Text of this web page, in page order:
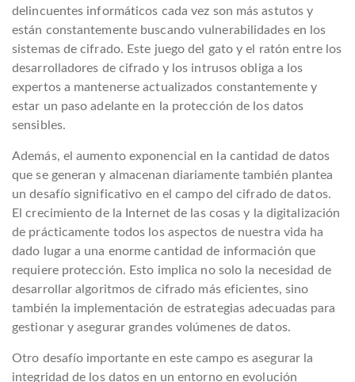
delincuentes informáticos cada vez son más astutos y
están constantemente buscando vulnerabilidades en los
sistemas de cifrado. Este juego del gato y el ratón entre los
desarrolladores de cifrado y los intrusos obliga a los
expertos a mantenerse actualizados constantemente y
estar un paso adelante en la protección de los datos
sensibles.
Además, el aumento exponencial en la cantidad de datos
que se generan y almacenan diariamente también plantea
un desafío significativo en el campo del cifrado de datos.
El crecimiento de la Internet de las cosas y la digitalización
de prácticamente todos los aspectos de nuestra vida ha
dado lugar a una enorme cantidad de información que
requiere protección. Esto implica no solo la necesidad de
desarrollar algoritmos de cifrado más eficientes, sino
también la implementación de estrategias adecuadas para
gestionar y asegurar grandes volúmenes de datos.
Otro desafío importante en este campo es asegurar la
integridad de los datos en un entorno en evolución